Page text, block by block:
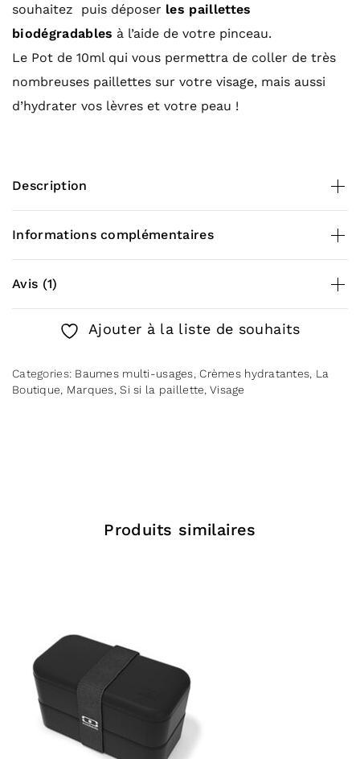
souhaitez puis déposer les paillettes
biodégradables à l’aide de votre pinceau.
Le Pot de 10ml qui vous permettra de coller de très
nombreuses paillettes sur votre visage, mais aussi
d’hydrater vos lèvres et votre peau !
Description
Contenance : 10 ml
Ne pas mettre près d’une source de chaleur pour
éviter que le beurre ne fonde
Informations complémentaires
Poids
Avis (1)
Ketty H.
7 septembre 2022
Ajouter à la liste de souhaits
Categories: Baumes multi-usages ,Crèmes hydratantes La
Boutique
Marques ,Si si la paillette Visage
Produits similaires